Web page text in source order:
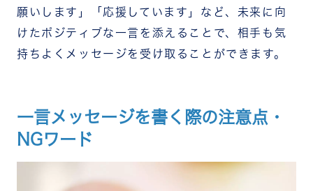
願いします」「応援しています」など、未来に向
けたポジティブな一言を添えることで、相手も気
持ちよくメッセージを受け取ることができます。
一言メッセージを書く際の注意点・
NGワード